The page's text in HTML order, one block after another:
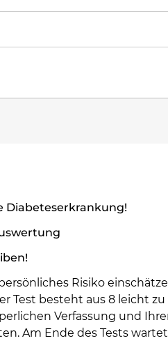
Diabeteserkrankung!
Risiko
Test besteht aus 8 leicht zu
Verfassung und
Am Ende des Tests wartet